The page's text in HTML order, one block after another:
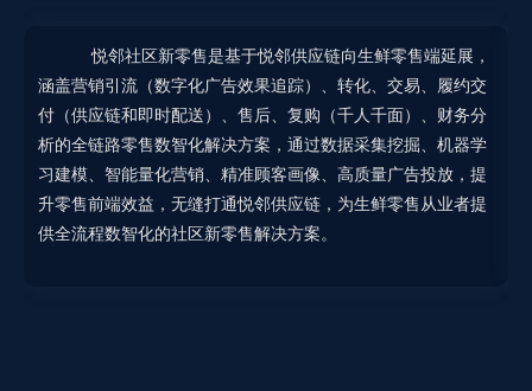
悦邻社区新零售是基于悦邻供应链向生鲜零售端延展，
涵盖营销引流（数字化广告效果追踪）、转化、交易、履约交
付（供应链和即时配送）、售后、复购（千人千面）、财务分
析的全链路零售数智化解决方案，通过数据采集挖掘、机器学
习建模、智能量化营销、精准顾客画像、高质量广告投放，提
升零售前端效益，无缝打通悦邻供应链，为生鲜零售从业者提
供全流程数智化的社区新零售解决方案。